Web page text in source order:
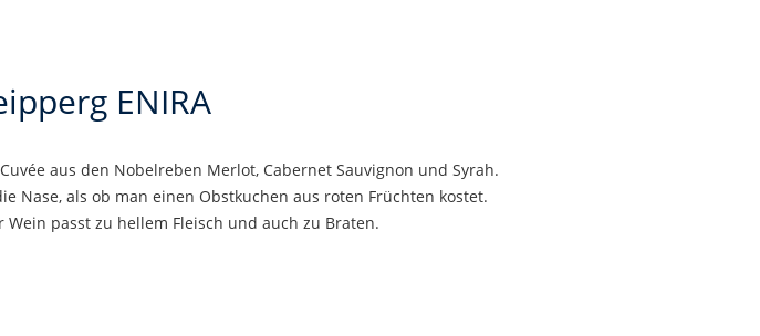
ENIRA
aus den Nobelreben Merlot, Cabernet Sauvignon und Syrah.
Nase, als ob man einen Obstkuchen aus roten Früchten kostet.
passt zu hellem Fleisch und auch zu Braten.